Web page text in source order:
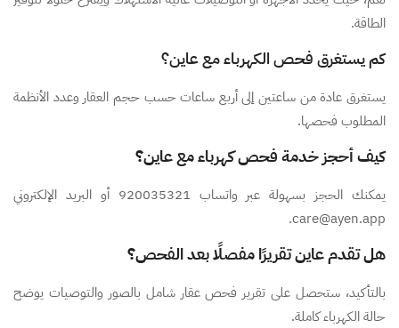
الطاقة.
كم يستغرق فحص الكهرباء مع عاين؟
يستغرق عادة من ساعتين إلى أربع ساعات حسب حجم العقار وعدد الأنظمة
المطلوب فحصها.
كيف أحجز خدمة فحص كهرباء مع عاين؟
يمكنك الحجز بسهولة عبر واتساب 920035321 أو البريد الإلكتروني
care@ayen.app.
هل تقدم عاين تقريرًا مفصلًا بعد الفحص؟
بالتأكيد، ستحصل على تقرير فحص عقار شامل بالصور والتوصيات يوضح
حالة الكهرباء كاملة.